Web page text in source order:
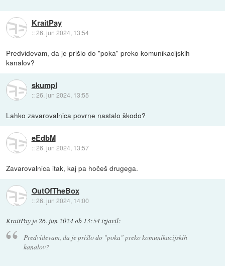
KraitPay
::26. jun 2024, 13:54
Predvidevam, da je prišlo do "poka" preko komunikacijskih
kanalov?
skumpl
::26. jun 2024, 13:55
Lahko zavarovalnica povrne nastalo škodo?
eEdbM
::26. jun 2024, 13:57
Zavarovalnica itak, kaj pa hočeš drugega.
OutOfTheBox
::26. jun 2024, 14:00
KraitPay je26. jun 2024 ob 13:54izjavil:
Predvidevam, da je prišlo do "poka" preko komunikacijskih
kanalov?